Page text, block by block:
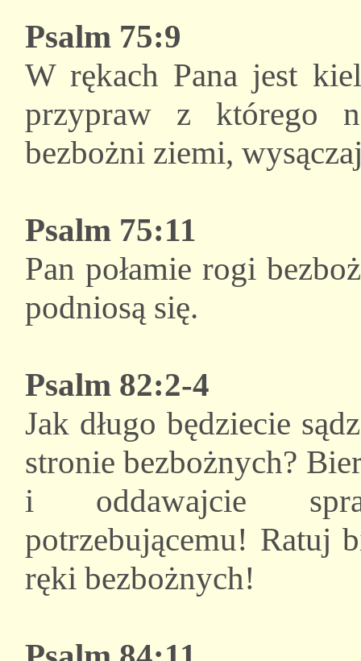
Psalm 75:9
W rękach Pana jest
przypraw z którego
bezbożni ziemi,
Psalm 75:11
Pan połamie rogi
podniosą się.
Psalm 82:2-4
Jak długo będziecie
stronie bezbożnych?
i oddawajcie
potrzebującemu! Ratuj
ręki bezbożnych!